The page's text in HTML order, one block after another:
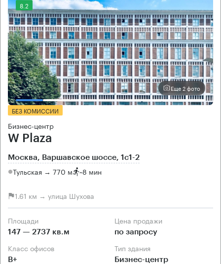
8.2
Еще 2 фото
БЕЗ КОМИССИИ
Бизнес-центр
W Plaza
Москва, Варшавское шоссе, 1с1-2
Тульская → 770 м ~8 мин
1.61 км → улица Шухова
Площади
147 — 2737 кв.м
Цена продажи
по запросу
Класс офисов
B+
Тип здания
Бизнес-центр